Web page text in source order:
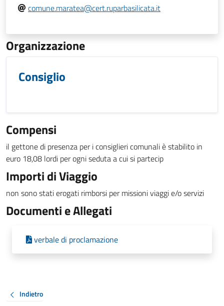
comune.maratea@cert.ruparbasilicata.it
Organizzazione
Consiglio
Compensi
il gettone di presenza per i consiglieri comunali è stabilito in
euro 18,08 lordi per ogni seduta a cui si partecip
Importi di Viaggio
non sono stati erogati rimborsi per missioni viaggi e/o servizi
Documenti e Allegati
verbale di proclamazione
Indietro